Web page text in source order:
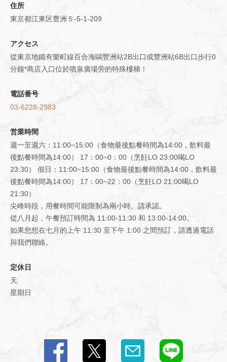
住所
東京都江東区豊洲５-5-1-209
アクセス
從東京地鐵有樂町線百合海鷗豐洲站2B出口或豐洲站6B出口步行0
分鐘*商店入口位於噴泉廣場旁的特殊樓梯！
電話番号
03-6228-2983
営業時間
週一至週六：11:00~15:00（食物最後點餐時間為14:00，飲料最
後點餐時間為14:00） 17：00~0：00（烹飪LO 23:00喝LO
23:30） 假日：11:00~15:00（食物最後點餐時間為14:00，飲料最
後點餐時間為14:00） 17：00~22：00（烹飪LO 21:00喝LO
21:30）
尖峰時段，用餐時間可能限制為兩小時。請承認。
從八月起，午餐預訂時間為 11:00-11:30 和 13:00-14:00。
如果您想在七月的上午 11:30 至下午 1:00 之間預訂，請透過電話
與我們聯絡。
定休日
天
星期日
この店舗情報をシェアする
地圖 | 肉とワインの隠れ家 209 ichimura
東京都江東区豊洲５-5-1-209
https://209ichimura-toyosu.owst.jp/map
閉じる